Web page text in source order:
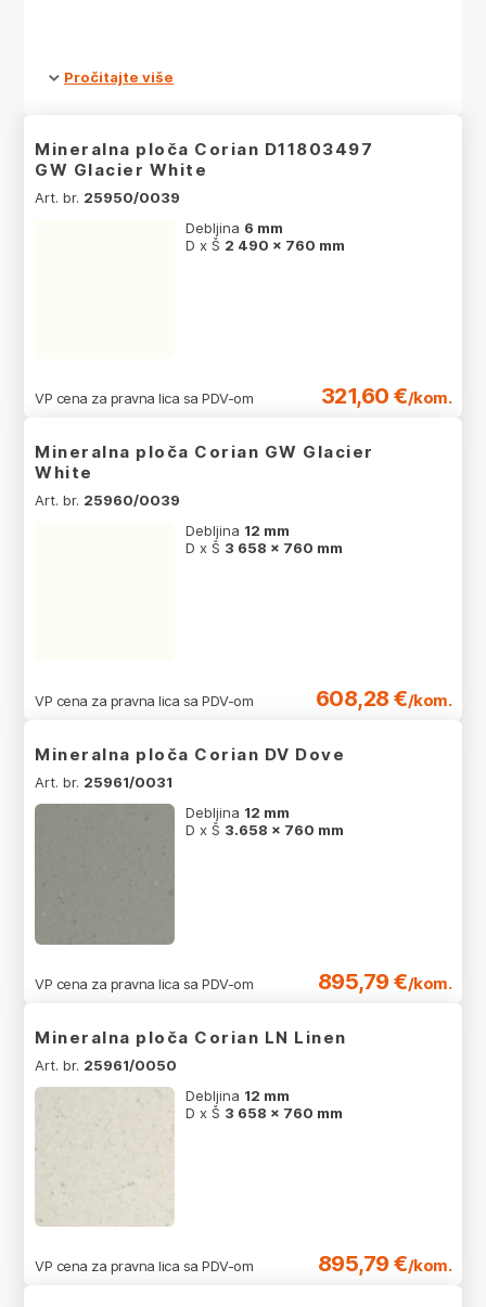
Pročitajte više
Mineralna ploča Corian D11803497
GW Glacier White
Art. br. 25950/0039
Debljina 6 mm
D x Š 2 490 x 760 mm
VP cena za pravna lica sa PDV-om 321,60 €/kom.
Mineralna ploča Corian GW Glacier
White
Art. br. 25960/0039
Debljina 12 mm
D x Š 3 658 x 760 mm
VP cena za pravna lica sa PDV-om 608,28 €/kom.
Mineralna ploča Corian DV Dove
Art. br. 25961/0031
Debljina 12 mm
D x Š 3.658 x 760 mm
VP cena za pravna lica sa PDV-om 895,79 €/kom.
Mineralna ploča Corian LN Linen
Art. br. 25961/0050
Debljina 12 mm
D x Š 3 658 x 760 mm
VP cena za pravna lica sa PDV-om 895,79 €/kom.